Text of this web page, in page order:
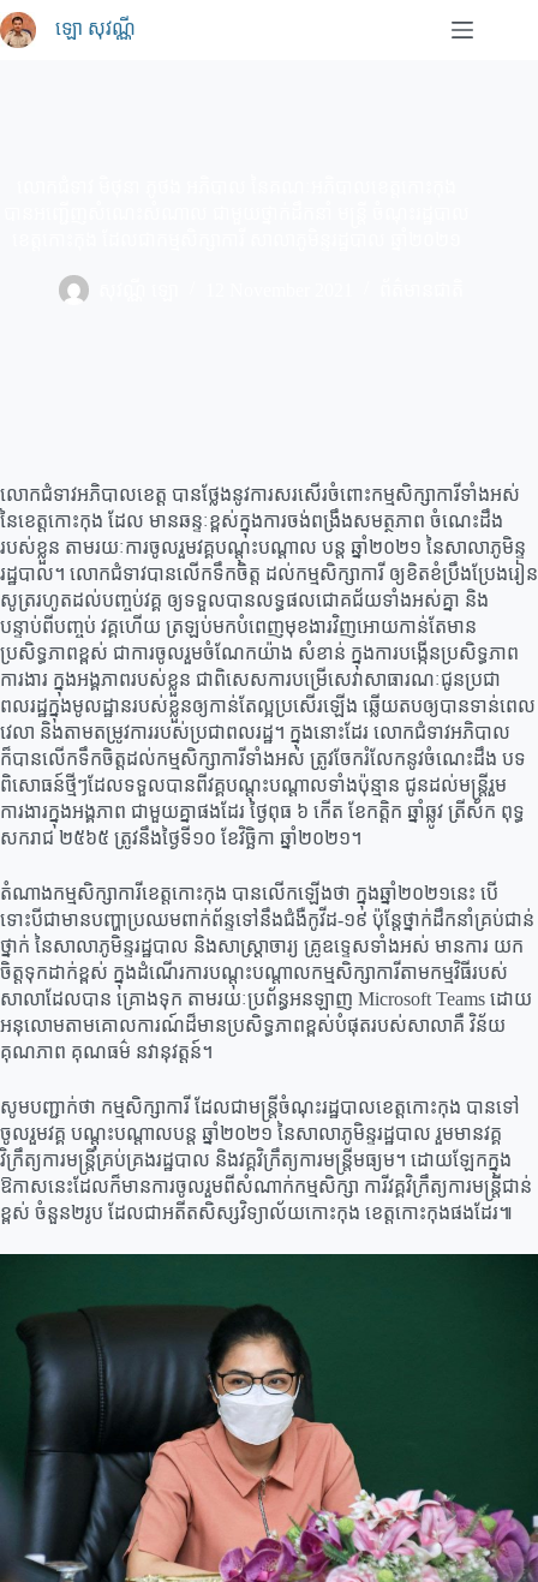
Skip
to
content
ឡោ សុវណ្ណី
លោកជំទាវអភិបាលខេត្ត បានថ្លែងនូវការសរសើរចំពោះកម្មសិក្សាការីទាំងអស់
នៃខេត្តកោះកុង ដែល មានឆន្ទៈខ្ពស់ក្នុងការចង់ពង្រឹងសមត្ថភាព ចំណេះដឹង
របស់ខ្លួន តាមរយៈការចូលរួមវគ្គបណ្តុះបណ្តាល បន្ត ឆ្នាំ២០២១ នៃសាលាភូមិន្ទ
រដ្ឋបាល។ លោកជំទាវបានលើកទឹកចិត្ត ដល់កម្មសិក្សាការី ឲ្យខិតខំប្រឹងប្រែងរៀន
សូត្ររហូតដល់បញ្ចប់វគ្គ ឲ្យទទួលបានលទ្ធផលជោគជ័យទាំងអស់គ្នា និង
បន្ទាប់ពីបញ្ចប់ វគ្គហើយ ត្រឡប់មកបំពេញមុខងារវិញអោយកាន់តែមាន
ប្រសិទ្ធភាពខ្ពស់ ជាការចូលរួមចំណែកយ៉ាង សំខាន់ ក្នុងការបង្កើនប្រសិទ្ធភាព
ការងារ ក្នុងអង្គភាពរបស់ខ្លួន ជាពិសេសការបម្រើសេវាសាធារណៈជូនប្រជា
ពលរដ្ឋក្នុងមូលដ្ឋានរបស់ខ្លួនឲ្យកាន់តែល្អប្រសើរឡើង ឆ្លើយតបឲ្យបានទាន់ពេល
វេលា និងតាមតម្រូវការរបស់ប្រជាពលរដ្ឋ។ ក្នុងនោះដែរ លោកជំទាវអភិបាល
ក៏បានលើកទឹកចិត្តដល់កម្មសិក្សាការីទាំងអស់ ត្រូវចែករំលែកនូវចំណេះដឹង បទ
ពិសោធន៍ថ្មីៗដែលទទួលបានពីវគ្គបណ្តុះបណ្តាលទាំងប៉ុន្មាន ជូនដល់មន្ត្រីរួម
ការងារក្នុងអង្គភាព ជាមួយគ្នាផងដែរ ថ្ងៃពុធ ៦ កើត ខែកត្តិក ឆ្នាំឆ្លូវ ត្រីស័ក ពុទ្ធ
សករាជ ២៥៦៥ ត្រូវនឹងថ្ងៃទី១០ ខែវិច្ឆិកា ឆ្នាំ២០២១។
តំណាងកម្មសិក្សាការីខេត្តកោះកុង បានលើកឡើងថា ក្នុងឆ្នាំ២០២១នេះ បើ
ទោះបីជាមានបញ្ហាប្រឈមពាក់ព័ន្ទទៅនឹងជំងឺកូវីដ-១៩ ប៉ុន្តែថ្នាក់ដឹកនាំគ្រប់ជាន់
ថ្នាក់ នៃសាលាភូមិន្ទរដ្ឋបាល និងសាស្ត្រាចារ្យ គ្រូឧទ្ទេសទាំងអស់ មានការ យក
ចិត្តទុកដាក់ខ្ពស់ ក្នុងដំណើរការបណ្តុះបណ្តាលកម្មសិក្សាការីតាមកម្មវិធីរបស់
សាលាដែលបាន គ្រោងទុក តាមរយៈប្រព័ន្ធអនឡាញ Microsoft Teams ដោយ
អនុលោមតាមគោលការណ៍ដ៏មានប្រសិទ្ធភាពខ្ពស់បំផុតរបស់សាលាគឺ វិន័យ
គុណភាព គុណធម៌ នវានុវត្តន៍។
សូមបញ្ជាក់ថា កម្មសិក្សាការី ដែលជាមន្ត្រីចំណុះរដ្ឋបាលខេត្តកោះកុង បានទៅ
ចូលរួមវគ្គ បណ្តុះបណ្តាលបន្ត ឆ្នាំ២០២១ នៃសាលាភូមិន្ទរដ្ឋបាល រួមមានវគ្គ
វិក្រឹត្យការមន្ត្រីគ្រប់គ្រងរដ្ឋបាល និងវគ្គវិក្រឹត្យការមន្ត្រីមធ្យម។ ដោយឡែកក្នុង
ឱកាសនេះដែលក៏មានការចូលរួមពីសំណាក់កម្មសិក្សា ការីវគ្គវិក្រឹត្យការមន្ត្រីជាន់
ខ្ពស់ ចំនួន២រូប ដែលជាអតីតសិស្សវិទ្យាល័យកោះកុង ខេត្តកោះកុងផងដែរ៕